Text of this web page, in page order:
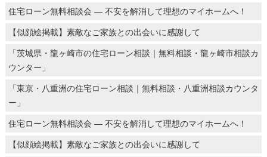
住宅ローン無料相談会 ― 不安を解消して理想のマイホームへ！
【似顔絵掲載】素敵なご家族との出会いに感謝して
「茨城県・龍ヶ崎市の住宅ローン相談｜無料相談・龍ヶ崎市相談カ
ウンター」
「東京・八重洲の住宅ローン相談｜無料相談・八重洲相談カウンタ
ー」
住宅ローン無料相談会 ― 不安を解消して理想のマイホームへ！
【似顔絵掲載】素敵なご家族との出会いに感謝して